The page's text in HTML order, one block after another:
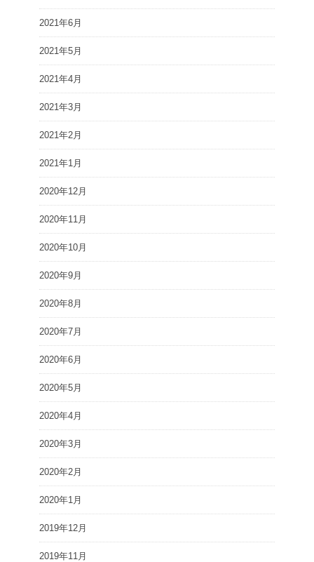
2021年6月
2021年5月
2021年4月
2021年3月
2021年2月
2021年1月
2020年12月
2020年11月
2020年10月
2020年9月
2020年8月
2020年7月
2020年6月
2020年5月
2020年4月
2020年3月
2020年2月
2020年1月
2019年12月
2019年11月